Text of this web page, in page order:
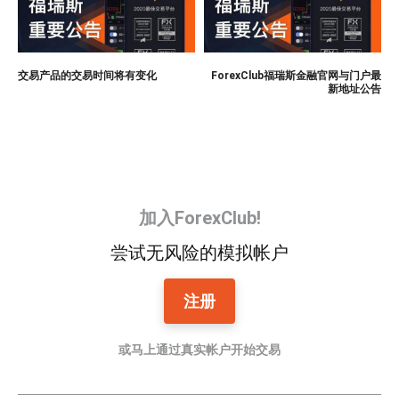
交易产品的交易时间将有变化
ForexClub福瑞斯金融官网与门户最
新地址公告
加入ForexClub!
尝试无风险的模拟帐户
注册
或马上通过真实帐户开始交易